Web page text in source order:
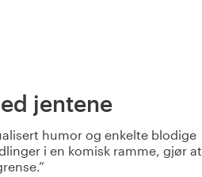
jentene
humor og enkelte blodige
i en komisk ramme, gjør at